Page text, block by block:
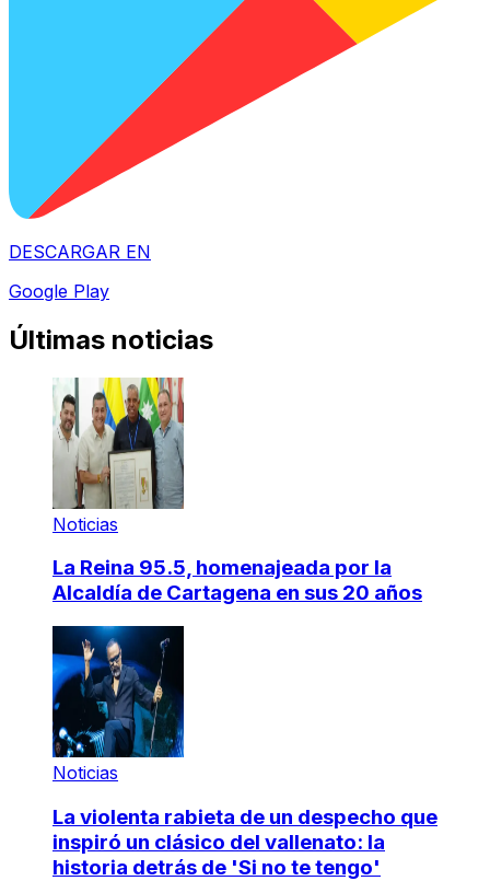
DESCARGAR EN
Google Play
Últimas noticias
Noticias
La Reina 95.5, homenajeada por la
Alcaldía de Cartagena en sus 20 años
Noticias
La violenta rabieta de un despecho que
inspiró un clásico del vallenato: la
historia detrás de 'Si no te tengo'